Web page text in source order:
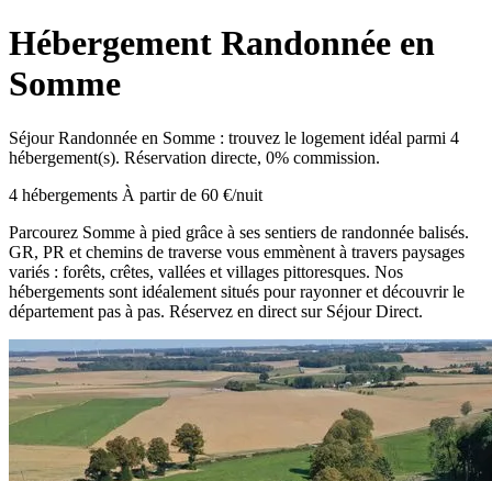
Hébergement Randonnée en
Somme
Séjour Randonnée en Somme : trouvez le logement idéal parmi 4
hébergement(s). Réservation directe, 0% commission.
4 hébergements À partir de 60 €/nuit
Parcourez Somme à pied grâce à ses sentiers de randonnée balisés.
GR, PR et chemins de traverse vous emmènent à travers paysages
variés : forêts, crêtes, vallées et villages pittoresques. Nos
hébergements sont idéalement situés pour rayonner et découvrir le
département pas à pas. Réservez en direct sur Séjour Direct.